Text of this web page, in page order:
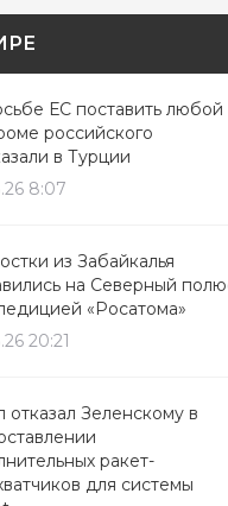
ЕС поставить любой
российского
в Турции
8:07
из Забайкалья
на Северный
«Росатома»
20:21
отказал Зеленскому в
ракет-
для системы